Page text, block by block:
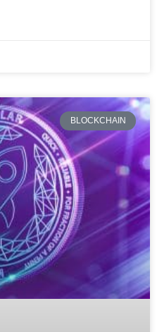
BLOCKCHAIN